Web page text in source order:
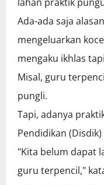
Ada-ada saja
mengeluarkan
mengaku ikhlas
Misal, guru
pungli.
Tapi, adanya
Pendidikan
"Kita belum dapat
guru terpencil,"